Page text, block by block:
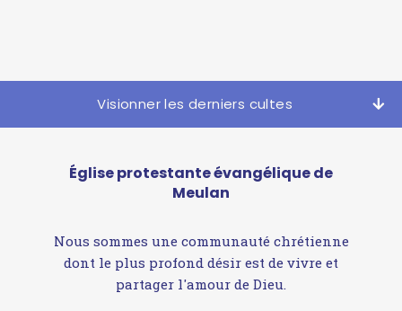
Visionner les derniers cultes
Église protestante évangélique de
Meulan
Nous sommes une communauté chrétienne
dont le plus profond désir est de vivre et
partager l'amour de Dieu.